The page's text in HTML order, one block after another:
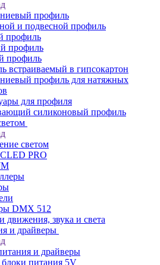
профиль
и подвесной профиль
профиль
профиль
профиль
встраиваемый в гипсокартон
профиль для натяжных
для профиля
силиконовый профиль
светом
PRO
DMX 512
движения, звука и света
и драйверы
и драйверы
питания 5V